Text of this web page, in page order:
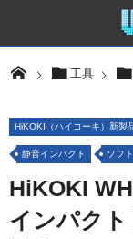
工具
HiKOKI（ハイコーキ）新製
静音インパクト ソフ
HiKOKI
インパク